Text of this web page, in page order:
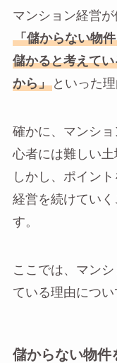
マンション経営
「儲からない物
儲かると考えて
から」といった理
確かに、マンシ
心者には難しい土
しかし、ポイン
経営を続けてい
す。
ここでは、マン
ている理由につい
儲からない物件